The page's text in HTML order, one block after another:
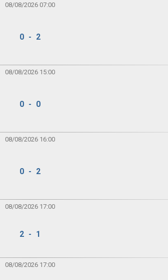
08/08/2026 07:00
0 - 2
08/08/2026 15:00
0 - 0
08/08/2026 16:00
0 - 2
08/08/2026 17:00
2 - 1
08/08/2026 17:00